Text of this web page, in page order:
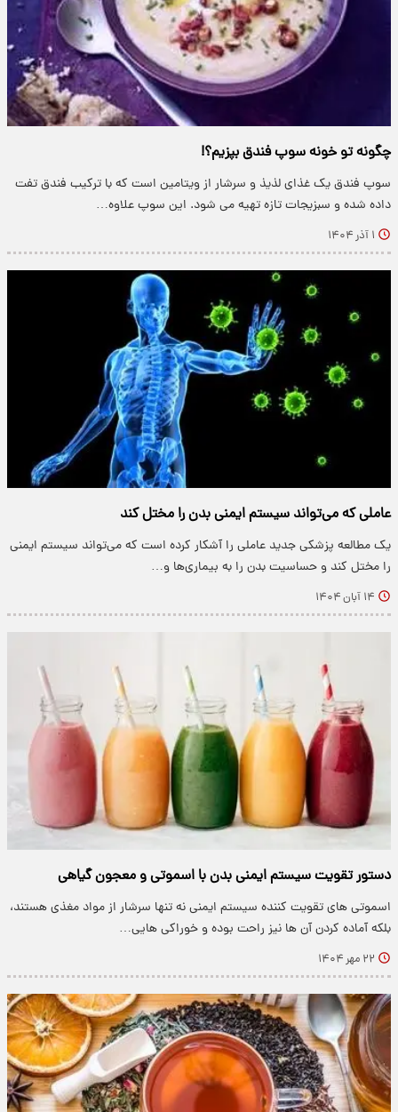
چگونه تو خونه سوپ فندق بپزیم؟!
سوپ فندق یک غذای لذیذ و سرشار از ویتامین است که با ترکیب فندق تفت
داده شده و سبزیجات تازه تهیه می شود. این سوپ علاوه…
۱ آذر ۱۴۰۴
عاملی که می‌تواند سیستم ایمنی بدن را مختل کند
یک مطالعه پزشکی جدید عاملی را آشکار کرده است که می‌تواند سیستم ایمنی
را مختل کند و حساسیت بدن را به بیماری‌ها و…
۱۴ آبان ۱۴۰۴
دستور تقویت سیستم ایمنی بدن با اسموتی و معجون گیاهی
اسموتی های تقویت کننده سیستم ایمنی نه تنها سرشار از مواد مغذی هستند،
بلکه آماده کردن آن ها نیز راحت بوده و خوراکی هایی…
۲۲ مهر ۱۴۰۴